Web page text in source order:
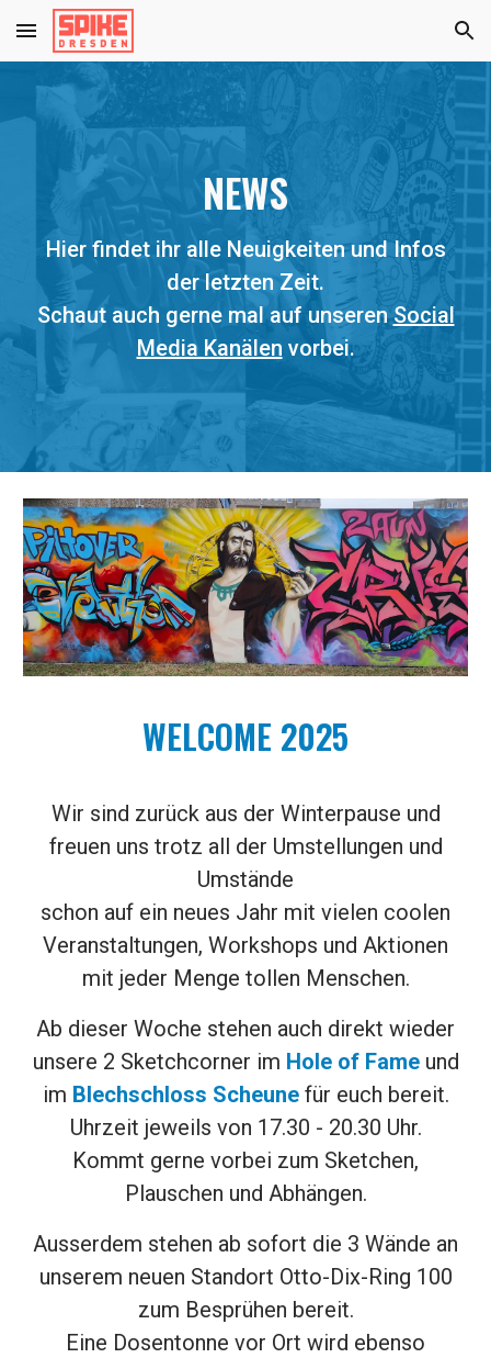
Skip to main content Skip to navigation
NEWS
Hier findet ihr alle Neuigkeiten und Infos
der letzten Zeit.
Schaut auch gerne mal auf unserenSocial
Media Kanälen vorbei.
WELCOME 2025
Wir sind zurück aus der Winterpause und
freuen uns trotz all der Umstellungen und
Umstände
schon auf ein neues Jahr mit vielen coolen
Veranstaltungen, Workshops und Aktionen
mit jeder Menge tollen Menschen.
Ab dieser Woche stehen auch direkt wieder
unsere 2 Sketchcorner im Hole of Fameund
im Blechschloss Scheune für euch bereit.
Uhrzeit jeweils von 17.30 - 20.30 Uhr.
Kommt gerne vorbei zum Sketchen,
Plauschen und Abhängen.
Ausserdem stehen ab sofort die 3 Wände an
unserem neuen Standort Otto-Dix-Ring 100
zum Besprühen bereit.
Eine Dosentonne vor Ort wird ebenso